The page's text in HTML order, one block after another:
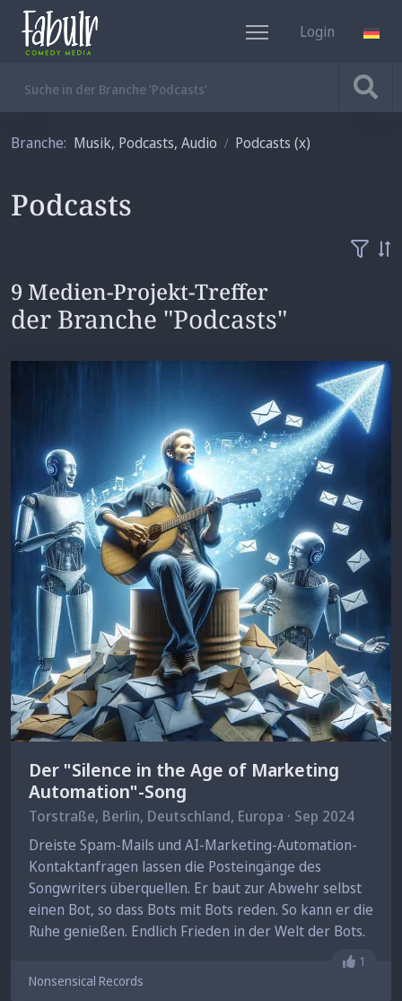
Login
DE
Branche: Musik, Podcasts, Audio Podcasts (x)
Podcasts
9 Medien-Projekt-Treffer
der Branche "Podcasts"
Der "Silence in the Age of Marketing
Automation"-Song
Torstraße, Berlin
, Deutschland, Europa · Sep 2024
Dreiste Spam-Mails und AI-Marketing-Automation-
Kontaktanfragen lassen die Posteingänge des
Songwriters überquellen. Er baut zur Abwehr selbst
einen Bot, so dass Bots mit Bots reden. So kann er die
Ruhe genießen. Endlich Frieden in der Welt der Bots.
Gefällt
1
Nonsensical Records